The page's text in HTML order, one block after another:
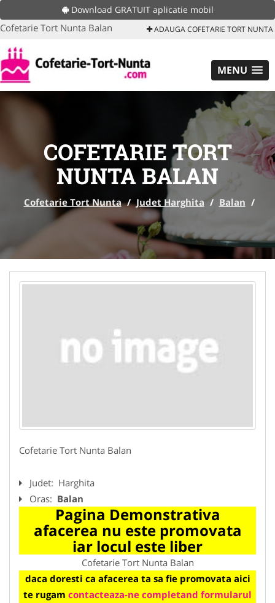
Download GRATUIT aplicatie mobil
Cofetarie Tort Nunta Balan ADAUGA COFETARIE TORT NUNTA
MENU
COFETARIE TORT
NUNTA BALAN
Cofetarie Tort Nunta / Judet Harghita / Balan /
Cofetarie Tort Nunta Balan
Judet: Harghita
Oras: Balan
Pagina Demonstrativa
afacerea nu este promovata
iar locul este liber
Cofetarie Tort Nunta Balan
daca doresti ca afacerea ta sa fie promovata aici
te rugam contacteaza-ne completand formularul